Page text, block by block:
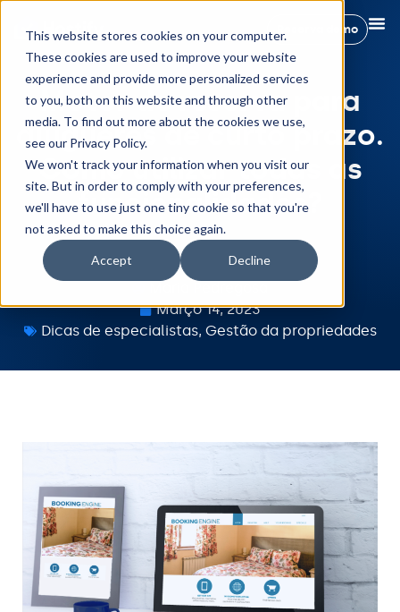
This website stores cookies on your computer.
These cookies are used to improve your website
experience and provide more personalized services
to you, both on this website and through other
media. To find out more about the cookies we use,
see our Privacy Policy.
We won't track your information when you visit our
site. But in order to comply with your preferences,
we'll have to use just one tiny cookie so that you're
not asked to make this choice again.
Accept Decline
Reserva demo
Motor de reserva para
alugueres de curto prazo.
Como utilizar todas as
funcionalidades?
Março 14, 2023
Dicas de especialistas, Gestão da propriedades